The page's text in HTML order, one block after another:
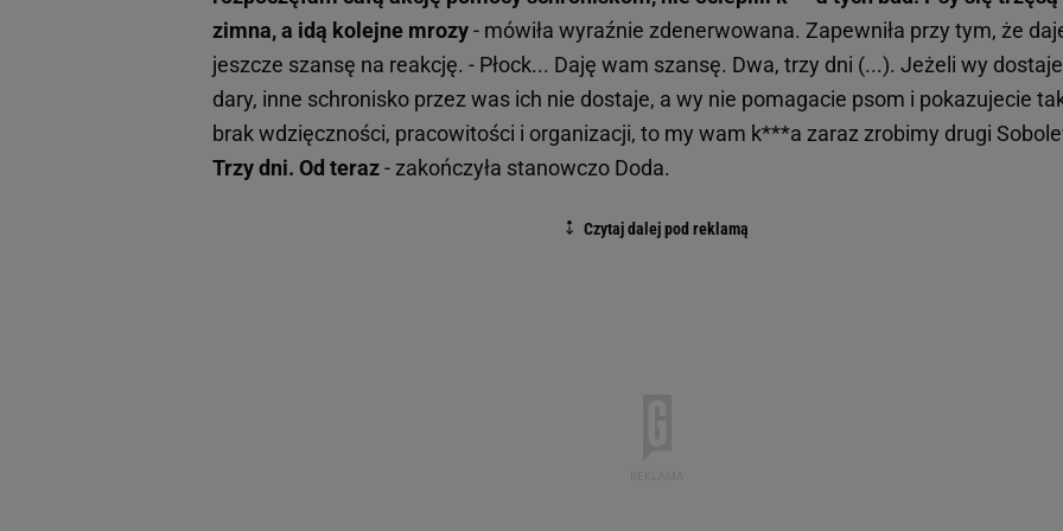
zimna, a idą kolejne mrozy- mówiła wyraźnie zdenerwowana. Zapewniła przy tym, że
jeszcze szansę na reakcję. - Płock... Daję wam szansę. Dwa, trzy dni (...). Jeżeli wy
dary, inne schronisko przez was ich nie dostaje, a wy nie pomagacie psom i pokazujecie
brak wdzięczności, pracowitości i organizacji, to my wam k***a zaraz zrobimy drugi
Trzy dni. Od teraz- zakończyła stanowczo Doda.